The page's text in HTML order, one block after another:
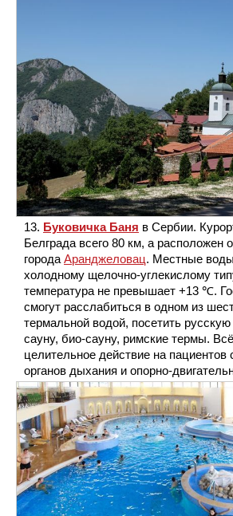
Буковичка Баня в Сербии.
Белграда всего 80 км, а расположен
города Аранджеловац. Местные
холодному щелочно-углекислому
температура не превышает +13 ℃.
смогут расслабиться в одном из
термальной водой, посетить
сауну, био-сауну, римские термы.
целительное действие на
органов дыхания и опорно-